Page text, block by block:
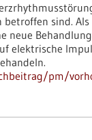
sind.
elektrische
pm/